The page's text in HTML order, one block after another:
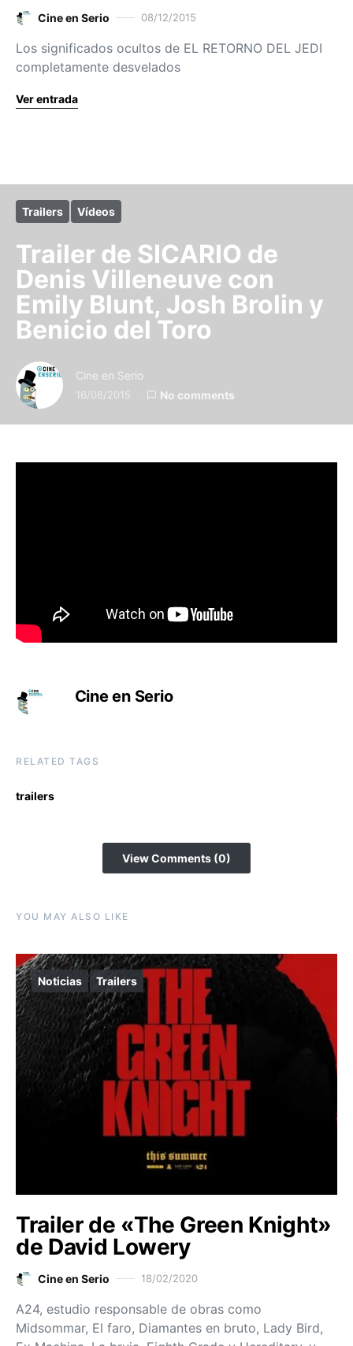
Cine en Serio 08/12/2015
Los significados ocultos de EL RETORNO DEL JEDI
completamente desvelados
Ver entrada
Trailers Vídeos
Trailer de SICARIO de
Denis Villeneuve con
Emily Blunt, Josh Brolin y
Benicio del Toro
Cine en Serio
16/08/2015 No comments
Cine en Serio
RELATED TAGS
trailers
View Comments (0)
YOU MAY ALSO LIKE
Noticias Trailers
Trailer de «The Green Knight»
de David Lowery
Cine en Serio 18/02/2020
A24, estudio responsable de obras como
Midsommar, El faro, Diamantes en bruto, Lady Bird,